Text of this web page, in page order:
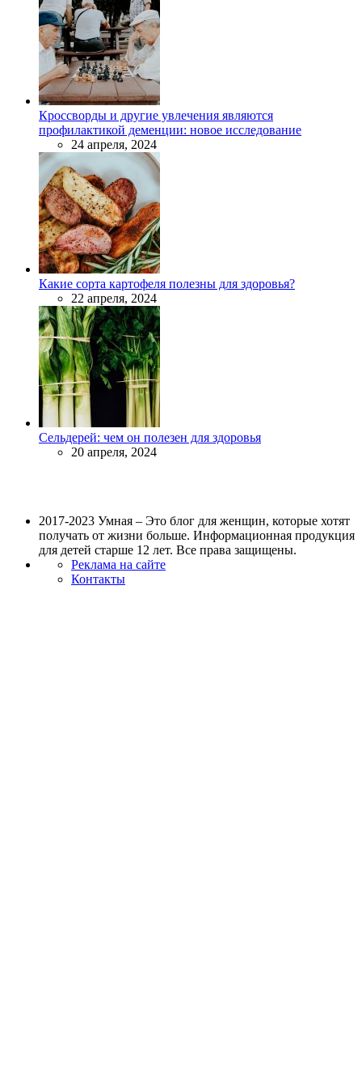
Кроссворды и другие увлечения являются
профилактикой деменции: новое исследование
24 апреля, 2024
Какие сорта картофеля полезны для здоровья?
22 апреля, 2024
Сельдерей: чем он полезен для здоровья
20 апреля, 2024
2017-2023 Умная – Это блог для женщин, которые хотят
получать от жизни больше. Информационная продукция
для детей старше 12 лет. Все права защищены.
Реклама на сайте
Контакты